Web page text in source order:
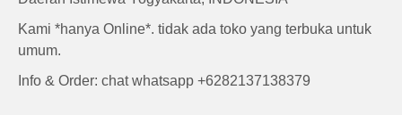
Kami *hanya Online*. tidak ada toko yang terbuka untuk
umum.
Info & Order: chat whatsapp +6282137138379